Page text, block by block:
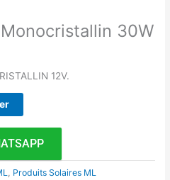
30W
12V.
, Produits Solaires ML